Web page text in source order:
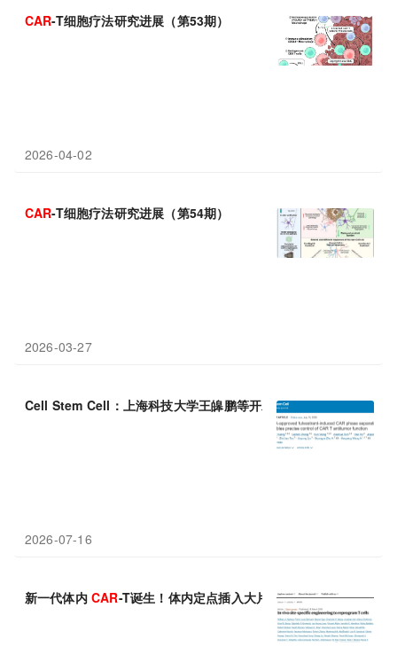
CAR-T细胞疗法研究进展（第53期）
2026-04-02
CAR-T细胞疗法研究进展（第54期）
2026-03-27
Cell Stem Cell：上海科技大学王皞鹏等开发药物诱导的CAR相分
2026-07-16
新一代体内 CAR-T诞生！体内定点插入大片段DNA，高效生成